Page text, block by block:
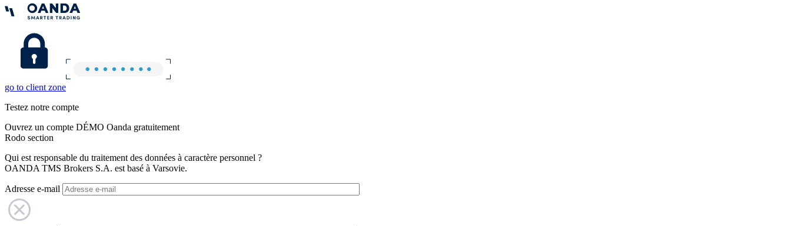
go to client zone
Testez notre compte
Ouvrez un compte DÉMO Oanda gratuitement
Rodo section
Qui est responsable du traitement des données à caractère personnel ?
OANDA TMS Brokers S.A. est basé à Varsovie.
Adresse e-mail